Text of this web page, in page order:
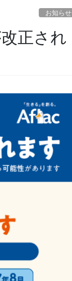
お知らせ
正され